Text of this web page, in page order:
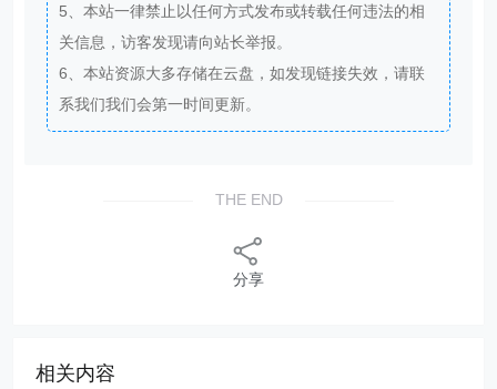
5、本站一律禁止以任何方式发布或转载任何违法的相
关信息，访客发现请向站长举报。
6、本站资源大多存储在云盘，如发现链接失效，请联
系我们我们会第一时间更新。
THE END
分享
相关内容